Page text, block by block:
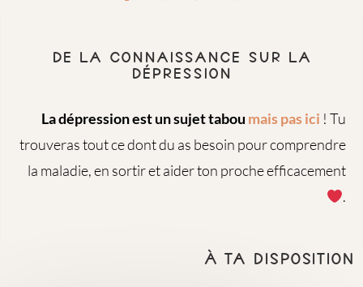
De la connaissance sur la
dépression
La dépression est un sujet tabou mais pas ici ! Tu
trouveras tout ce dont du as besoin pour comprendre
la maladie, en sortir et aider ton proche efficacement
.
À ta disposition